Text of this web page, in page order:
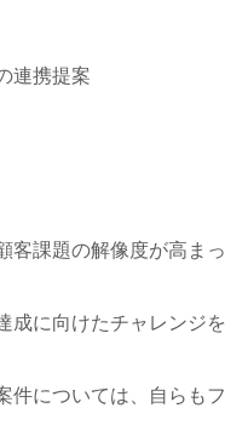
連携提案
客課題の解像度が高まっ
成に向けたチャレンジを
件については、自らもフ